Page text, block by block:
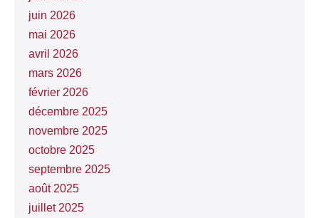
juin 2026
mai 2026
avril 2026
mars 2026
février 2026
décembre 2025
novembre 2025
octobre 2025
septembre 2025
août 2025
juillet 2025